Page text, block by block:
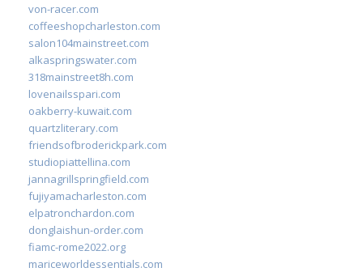
von-racer.com
coffeeshopcharleston.com
salon104mainstreet.com
alkaspringswater.com
318mainstreet8h.com
lovenailsspari.com
oakberry-kuwait.com
quartzliterary.com
friendsofbroderickpark.com
studiopiattellina.com
jannagrillspringfield.com
fujiyamacharleston.com
elpatronchardon.com
donglaishun-order.com
fiamc-rome2022.org
mariceworldessentials.com